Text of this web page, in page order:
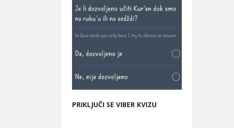
PRIKLJUČI SE VIBER KVIZU